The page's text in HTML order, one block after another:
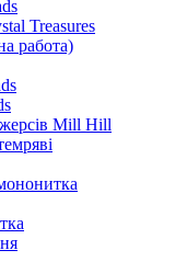
Treasures
работа)
Mill Hill